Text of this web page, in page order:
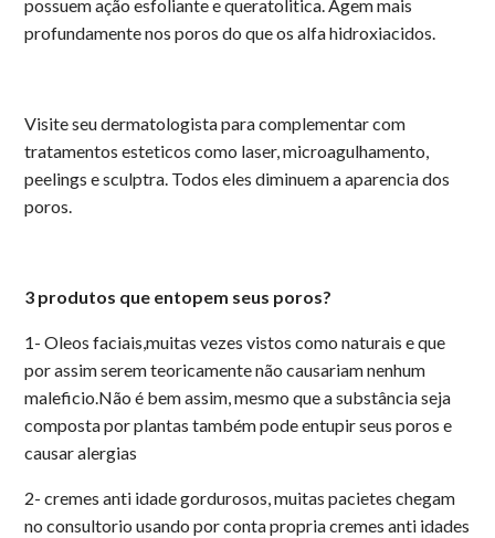
possuem ação esfoliante e queratolitica. Agem mais
profundamente nos poros do que os alfa hidroxiacidos.
Visite seu dermatologista para complementar com
tratamentos esteticos como laser, microagulhamento,
peelings e sculptra. Todos eles diminuem a aparencia dos
poros.
3 produtos que entopem seus poros?
1- Oleos faciais,muitas vezes vistos como naturais e que
por assim serem teoricamente não causariam nenhum
maleficio.Não é bem assim, mesmo que a substância seja
composta por plantas também pode entupir seus poros e
causar alergias
2- cremes anti idade gordurosos, muitas pacietes chegam
no consultorio usando por conta propria cremes anti idades